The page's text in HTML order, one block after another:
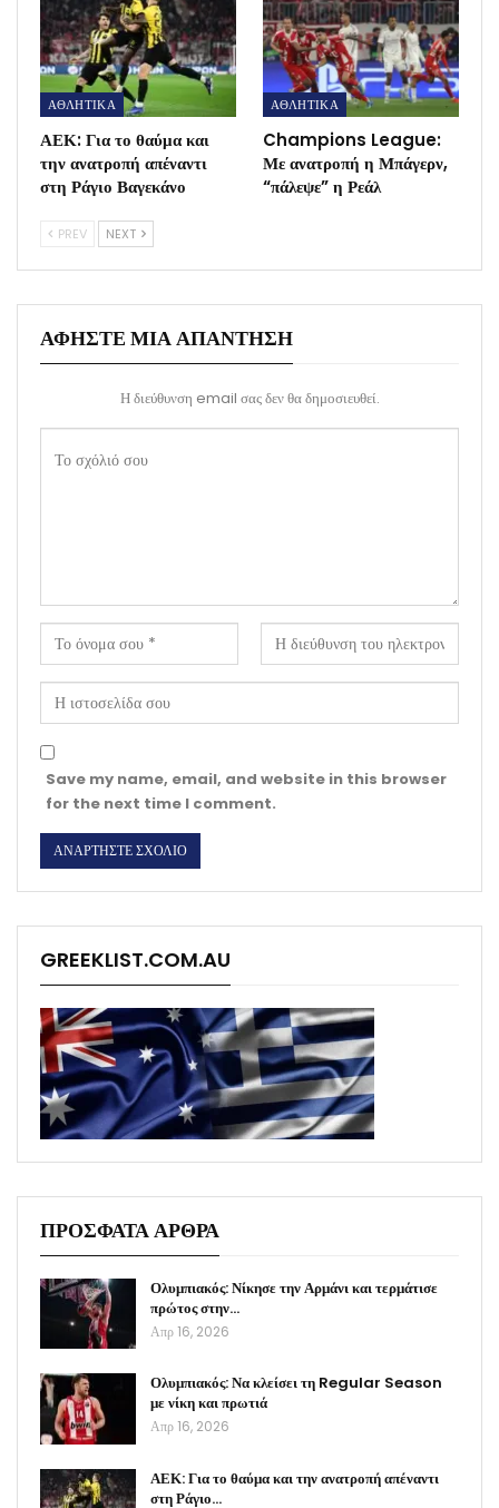
ΑΘΛΗΤΙΚΑ
ΑΕΚ: Για το θαύμα και
την ανατροπή απέναντι
στη Ράγιο Βαγεκάνο
ΑΘΛΗΤΙΚΑ
Champions League:
Με ανατροπή η Μπάγερν,
“πάλεψε” η Ρεάλ
PREV NEXT
ΑΦΉΣΤΕ ΜΙΑ ΑΠΆΝΤΗΣΗ
Η διεύθυνση email σας δεν θα δημοσιευθεί.
Save my name, email, and website in this browser
for the next time I comment.
GREEKLIST.COM.AU
ΠΡΟΣΦΑΤΑ ΑΡΘΡΑ
Ολυμπιακός: Νίκησε την Αρμάνι και τερμάτισε
πρώτος στην…
Απρ 16, 2026
Ολυμπιακός: Να κλείσει τη Regular Season
με νίκη και πρωτιά
Απρ 16, 2026
ΑΕΚ: Για το θαύμα και την ανατροπή απέναντι
στη Ράγιο…